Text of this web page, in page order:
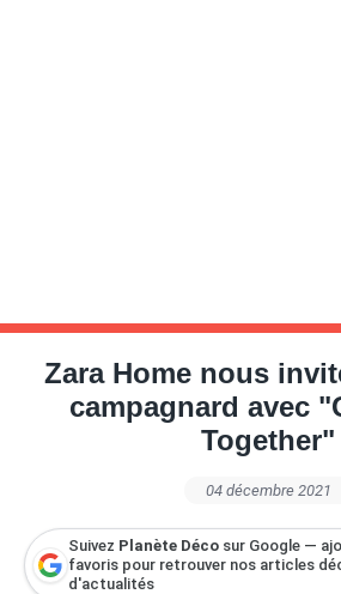
Zara Home nous
campagnard avec
Together"
04 décembre 2021
Suivez Planète Déco sur Google —
favoris pour retrouver nos articles
d'actualités